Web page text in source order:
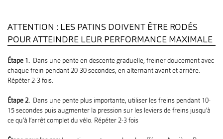
ATTENTION : LES PATINS DOIVENT ÊTRE RODÉS
POUR ATTEINDRE LEUR PERFORMANCE MAXIMALE
Étape 1. Dans une pente en descente graduelle, freiner doucement avec
chaque frein pendant 20-30 secondes, en alternant avant et arrière.
Répéter 2-3 fois.
Étape 2. Dans une pente plus importante, utiliser les freins pendant 10-
15 secondes puis augmenter la pression sur les leviers de freins jusqu’à
ce qu’à l’arrêt complet du vélo. Répéter 2-3 fois